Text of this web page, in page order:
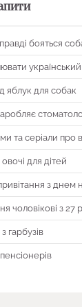
бояться
український
яблук для собак
та серіали про
для дітей
з днем
чоловікові з 27
гарбузів